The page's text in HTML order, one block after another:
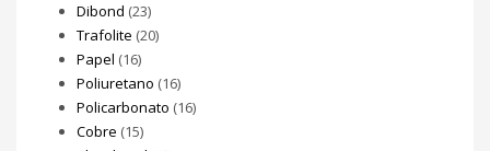
Dibond (23)
Trafolite (20)
Papel (16)
Poliuretano (16)
Policarbonato (16)
Cobre (15)